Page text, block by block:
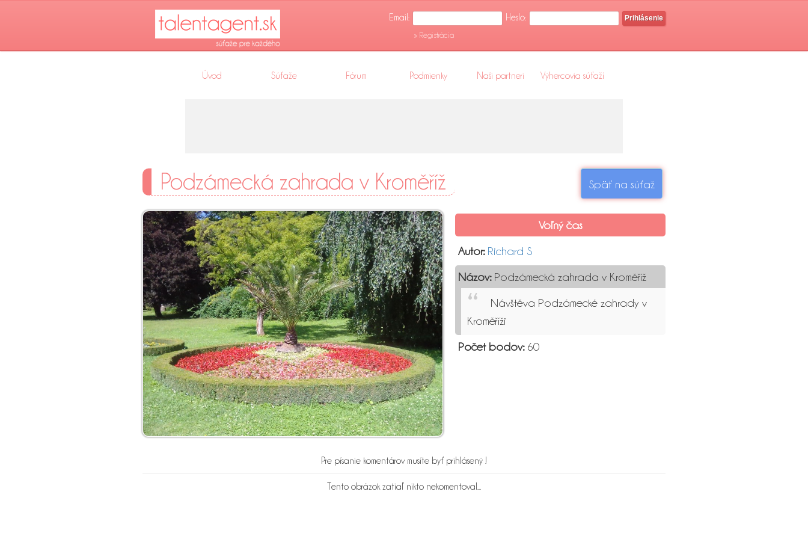
Email: Heslo:
Prihlásenie
» Registrácia
Úvod Súťaže Fórum Podmienky Naši partneri Výhercovia súťaží
Späť na súťaž
Podzámecká zahrada v Kroměříž
Voľný čas
Autor: Richard S
Názov:Podzámecká zahrada v Kroměříž
Návštěva Podzámecké zahrady v
Kroměříži
Počet bodov:60
Pre písanie komentárov musíte byť prihlásený !
Tento obrázok zatiaľ nikto nekomentoval...